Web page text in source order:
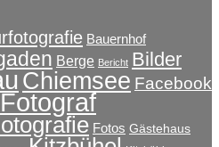
auf
der
Produktseite
gewählt
werden
Bauernhof
Berge Bericht Bilder
Chiemsee Facebook
Fotograf
Fotos Gästehaus